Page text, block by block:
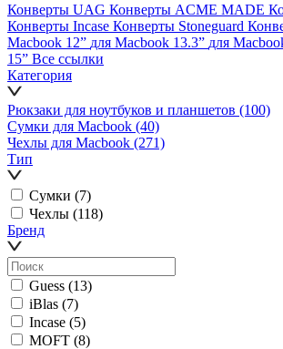
Конверты UAG Конверты ACME MADE
Конверты Incase Конверты Stoneguard
Macbook 12ˮ для Macbook 13.3ˮ для
15ˮ Все ссылки
Категория
Рюкзаки для ноутбуков и планшетов (100)
Сумки для Macbook (40)
Чехлы для Macbook (271)
Тип
Сумки (7)
Чехлы (118)
Бренд
Guess (13)
iBlas (7)
Incase (5)
MOFT (8)